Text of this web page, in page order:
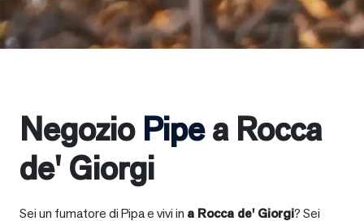
Negozio Pipea Rocca
de' Giorgi
Sei un fumatore di Pipa e vivi in a Rocca de' Giorgi? Sei